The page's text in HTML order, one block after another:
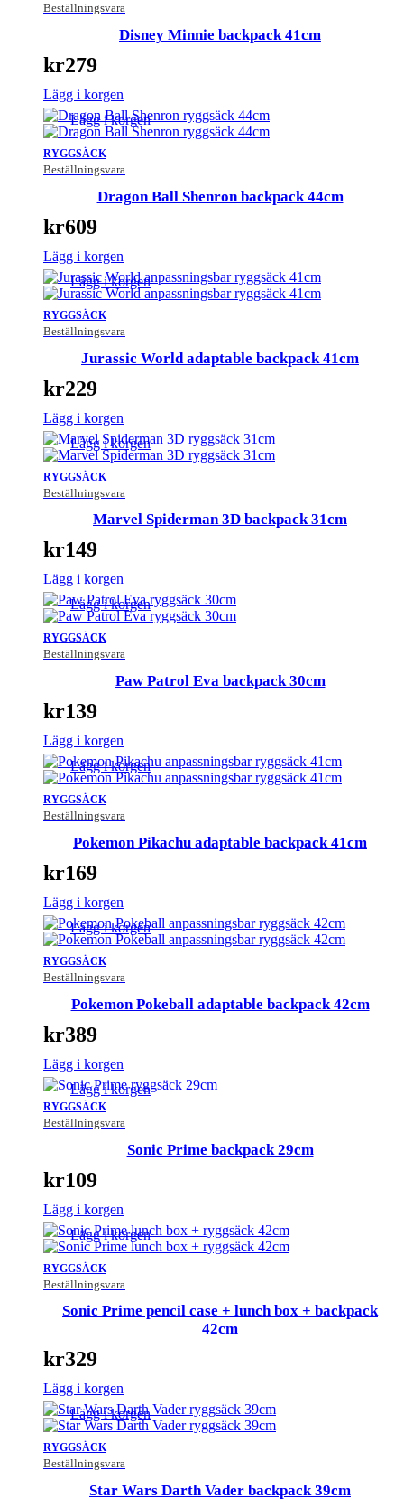
Beställningsvara
Disney Minnie backpack 41cm
kr279
Lägg i korgen
RYGGSÄCK
Beställningsvara
Lägg i korgen
Dragon Ball Shenron backpack 44cm
kr609
Lägg i korgen
RYGGSÄCK
Beställningsvara
Lägg i korgen
Jurassic World adaptable backpack 41cm
kr229
Lägg i korgen
RYGGSÄCK
Beställningsvara
Lägg i korgen
Marvel Spiderman 3D backpack 31cm
kr149
Lägg i korgen
RYGGSÄCK
Beställningsvara
Lägg i korgen
Paw Patrol Eva backpack 30cm
kr139
Lägg i korgen
RYGGSÄCK
Beställningsvara
Lägg i korgen
Pokemon Pikachu adaptable backpack 41cm
kr169
Lägg i korgen
RYGGSÄCK
Beställningsvara
Lägg i korgen
Pokemon Pokeball adaptable backpack 42cm
kr389
Lägg i korgen
RYGGSÄCK
Beställningsvara
Lägg i korgen
Sonic Prime backpack 29cm
kr109
Lägg i korgen
RYGGSÄCK
Beställningsvara
Lägg i korgen
Sonic Prime pencil case + lunch box + backpack
42cm
kr329
Lägg i korgen
RYGGSÄCK
Beställningsvara
Lägg i korgen
Star Wars Darth Vader backpack 39cm